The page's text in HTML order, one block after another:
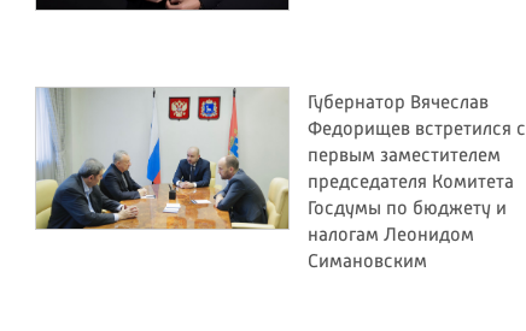
Губернатор Вячеслав
Федорищев встретился с
первым заместителем
председателя Комитета
Госдумы по бюджету и
налогам Леонидом
Симановским